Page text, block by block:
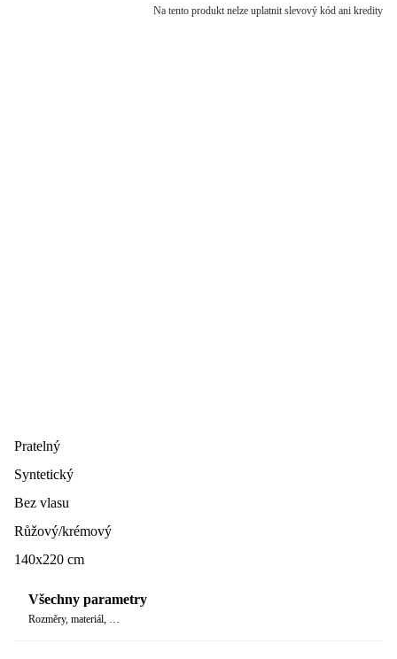
Na tento produkt nelze uplatnit slevový kód ani kredity
Pratelný
Syntetický
Bez vlasu
Růžový/krémový
140x220 cm
Všechny parametry
Rozměry, materiál, …